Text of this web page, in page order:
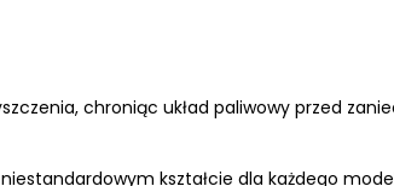
chroniąc układ paliwowy przed
kształcie dla każdego